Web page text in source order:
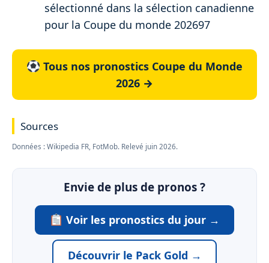
sélectionné dans la sélection canadienne
pour la Coupe du monde 202697
Tous nos pronostics Coupe du Monde
2026 →
Sources
Données : Wikipedia FR, FotMob. Relevé juin 2026.
Envie de plus de pronos ?
Voir les pronostics du jour →
Découvrir le Pack Gold →